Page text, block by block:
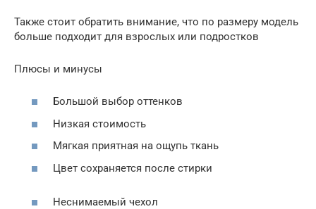
Также стоит обратить внимание, что по размеру модель
больше подходит для взрослых или подростков
Плюсы и минусы
Большой выбор оттенков
Низкая стоимость
Мягкая приятная на ощупь ткань
Цвет сохраняется после стирки
Неснимаемый чехол